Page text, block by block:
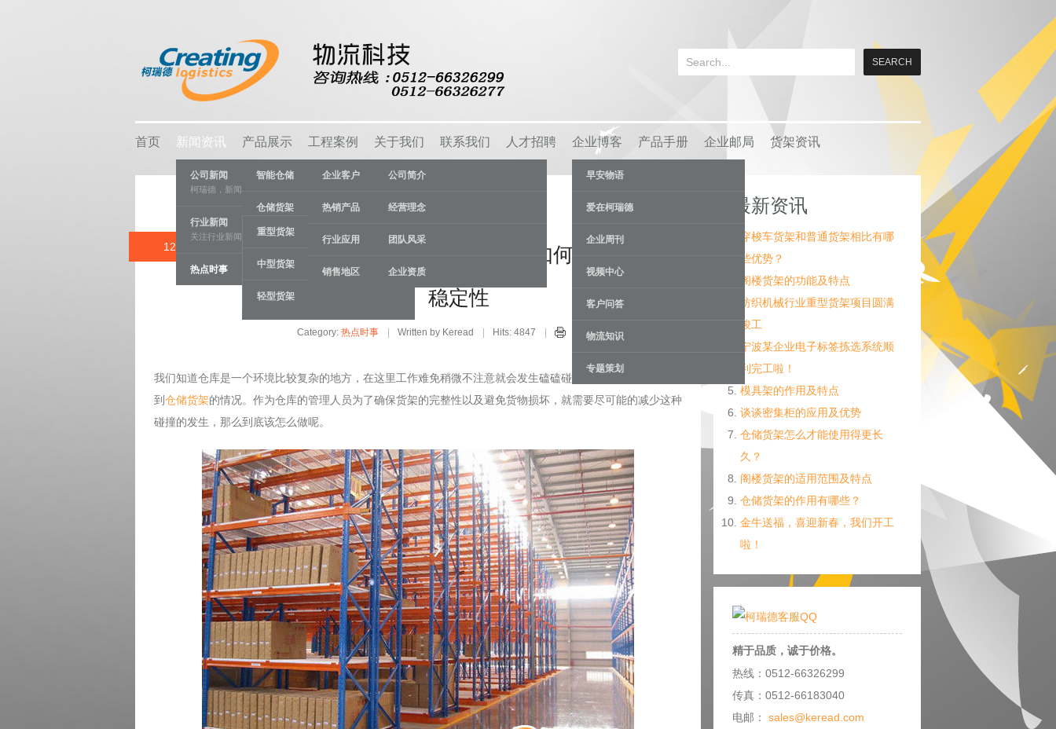
首页 新闻资讯
公司新闻
柯瑞德，新闻资讯
行业新闻
关注行业新闻，推动行业发展。
热点时事
产品展示
智能仓储
仓储货架
重型货架
中型货架
轻型货架
物流容器
车间设备
线棒系统
工程案例
企业客户
热销产品
行业应用
销售地区
关于我们
公司简介
经营理念
团队风采
企业资质
联系我们 人才招聘 企业博客
早安物语
爱在柯瑞德
企业周刊
视频中心
客户问答
物流知识
专题策划
产品手册 企业邮局 货架资讯
12 OCT
重型仓储货架的抗碰撞能力如何，如何增强货架的
稳定性
Category: 热点时事 Written by Keread Hits: 4847 12 Oct
我们知道仓库是一个环境比较复杂的地方，在这里工作难免稍微不注意就会发生磕磕碰碰，也就很容易出现撞
到 仓储货架的情况。作为仓库的管理人员为了确保货架的完整性以及避免货物损坏，就需要尽可能的减少这种
碰撞的发生，那么到底该怎么做呢。
最新资讯
穿梭车货架和普通货架相比有哪
些优势？
阁楼货架的功能及特点
纺织机械行业重型货架项目圆满
竣工
宁波某企业电子标签拣选系统顺
利完工啦！
模具架的作用及特点
谈谈密集柜的应用及优势
仓储货架怎么才能使用得更长
久？
阁楼货架的适用范围及特点
仓储货架的作用有哪些？
金牛送福，喜迎新春，我们开工
啦！
精于品质，诚于价格。
热线：0512-66326299
传真：0512-66183040
电邮： sales@keread.com